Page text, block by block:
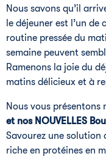
Nous savons qu’il
le déjeuner est l’un
routine pressée du
semaine peuvent
Ramenons la joie du
matins délicieux et à
Nous vous présentons
et nos NOUVELLES
Savourez une solution
riche en protéines en